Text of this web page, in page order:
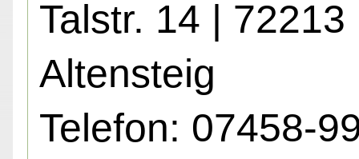
Talstr. 14 | 72213
Altensteig
Telefon: 07458-